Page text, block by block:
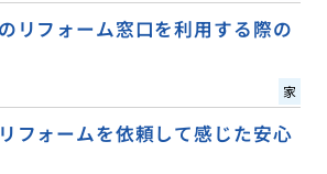
リフォーム窓口を利用する際の
家
フォームを依頼して感じた安心